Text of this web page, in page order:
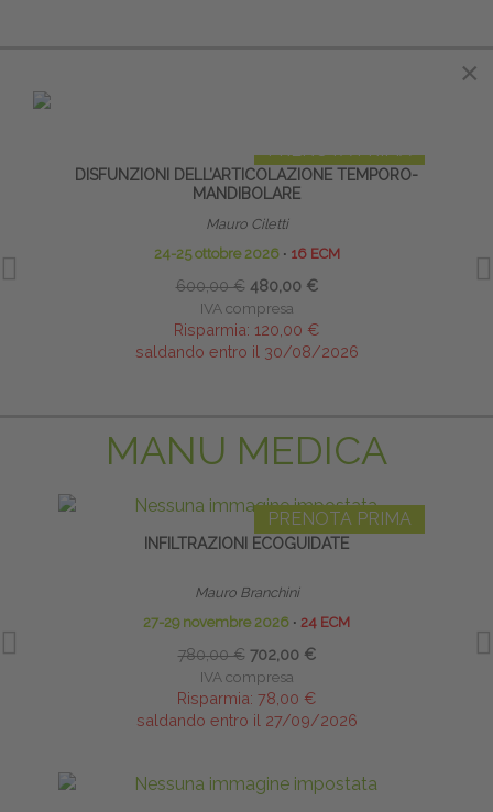
PRENOTA PRIMA
DISFUNZIONI DELL’ARTICOLAZIONE TEMPORO-
MANDIBOLARE
Mauro Ciletti
24-25 ottobre 2026 ∙ 16 ECM
600,00 € 480,00 €
IVA compresa
Risparmia: 120,00 €
saldando entro il 30/08/2026
MANU MEDICA
PRENOTA PRIMA
INFILTRAZIONI ECOGUIDATE
Mauro Branchini
27-29 novembre 2026 ∙ 24 ECM
780,00 € 702,00 €
IVA compresa
Risparmia: 78,00 €
saldando entro il 27/09/2026
×